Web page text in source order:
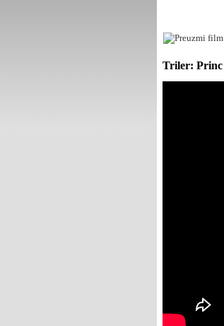
Triler: Princ